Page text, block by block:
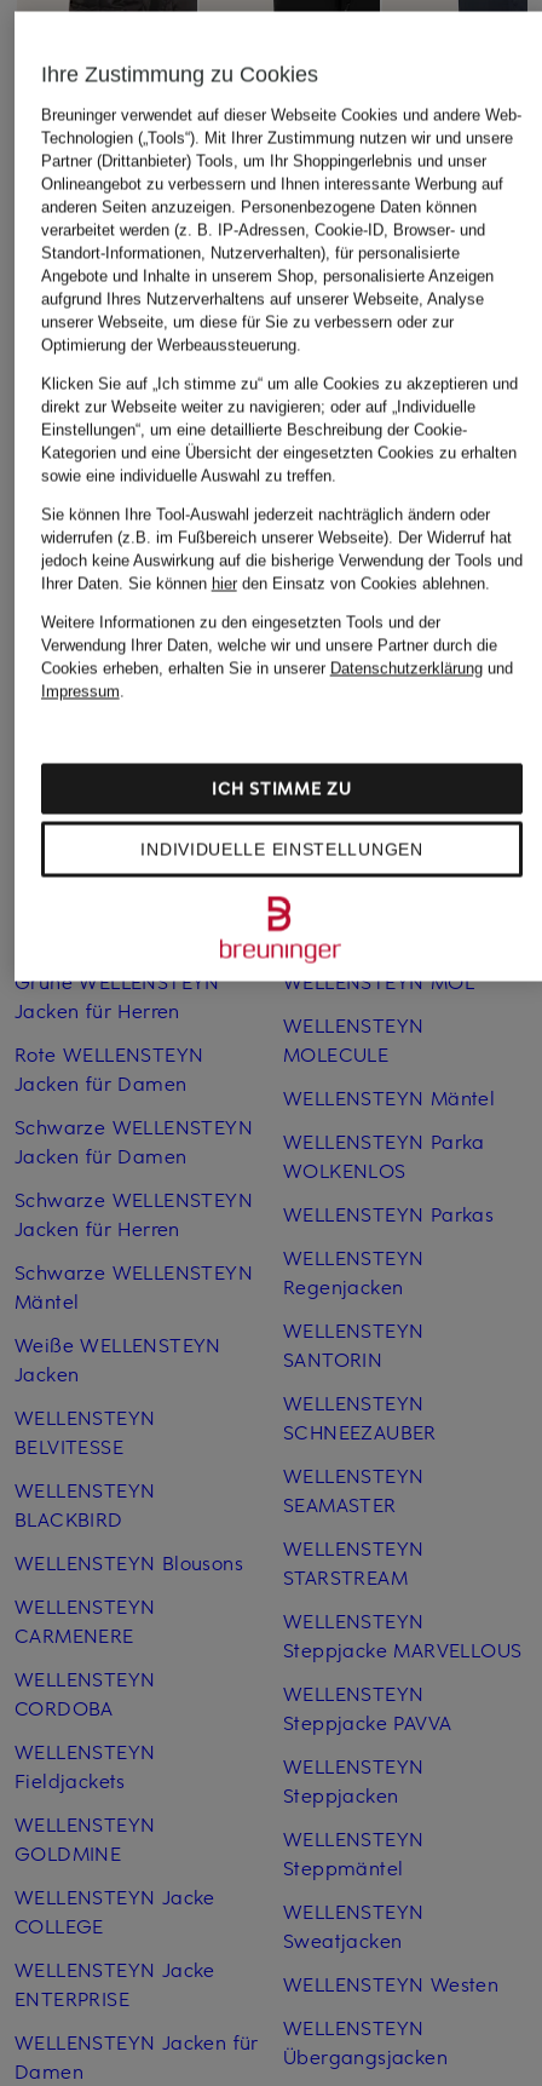
+Aktionsrabatt
STROKESMAN'S
Steppjacke mit
DUPONT™
SORONA®-Isolierung
83,99 €
Bestpreis:67,19 €
Ursprünglich:199,99 €
+Aktionsrabatt
KRAKATAU
Parka DSUP
229,99 €
Bestpreis:195,49 €
Ursprünglich:389,99 €
+Aktionsrabatt
Marc O'Polo
Parka
149,99 €
Bestpreis:127,49 €
Ursprünglich:
Weitere Kategorien
Blaue WELLENSTEYN
Jacken für Herren
Grüne WELLENSTEYN
Jacken für Herren
Rote WELLENSTEYN
Jacken für Damen
Schwarze WELLENSTEYN
Jacken für Damen
Schwarze WELLENSTEYN
Jacken für Herren
Schwarze WELLENSTEYN
Mäntel
Weiße WELLENSTEYN
Jacken
WELLENSTEYN
BELVITESSE
WELLENSTEYN
BLACKBIRD
WELLENSTEYN Blousons
WELLENSTEYN
CARMENERE
WELLENSTEYN
CORDOBA
WELLENSTEYN
Fieldjackets
WELLENSTEYN
GOLDMINE
WELLENSTEYN Jacke
COLLEGE
WELLENSTEYN Jacke
ENTERPRISE
WELLENSTEYN Jacken für
Damen
WELLENSTEYN Jacken für
Herren im Sale
Kinder
WELLENSTEYN Jacken
SALE
WELLENSTEYN MOL
WELLENSTEYN
MOLECULE
WELLENSTEYN Mäntel
WELLENSTEYN Parka
WOLKENLOS
WELLENSTEYN Parkas
WELLENSTEYN
Regenjacken
WELLENSTEYN
SANTORIN
WELLENSTEYN
SCHNEEZAUBER
WELLENSTEYN
SEAMASTER
WELLENSTEYN
STARSTREAM
WELLENSTEYN
Steppjacke MARVELLOUS
WELLENSTEYN
Steppjacke PAVVA
WELLENSTEYN
Steppjacken
WELLENSTEYN
Steppmäntel
WELLENSTEYN
Sweatjacken
WELLENSTEYN Westen
WELLENSTEYN
Übergangsjacken
Ihre Zustimmung zu Cookies
Breuninger verwendet auf dieser Webseite Cookies und andere Web-
Technologien („Tools“). Mit Ihrer Zustimmung nutzen wir und unsere
Partner (Drittanbieter) Tools, um Ihr Shoppingerlebnis und unser
Onlineangebot zu verbessern und Ihnen interessante Werbung auf
anderen Seiten anzuzeigen. Personenbezogene Daten können
verarbeitet werden (z. B. IP-Adressen, Cookie-ID, Browser- und
Standort-Informationen, Nutzerverhalten), für personalisierte
Angebote und Inhalte in unserem Shop, personalisierte Anzeigen
aufgrund Ihres Nutzerverhaltens auf unserer Webseite, Analyse
unserer Webseite, um diese für Sie zu verbessern oder zur
Optimierung der Werbeaussteuerung.
Klicken Sie auf „Ich stimme zu“ um alle Cookies zu akzeptieren und
direkt zur Webseite weiter zu navigieren; oder auf „Individuelle
Einstellungen“, um eine detaillierte Beschreibung der Cookie-
Kategorien und eine Übersicht der eingesetzten Cookies zu erhalten
sowie eine individuelle Auswahl zu treffen.
Sie können Ihre Tool-Auswahl jederzeit nachträglich ändern oder
widerrufen (z.B. im Fußbereich unserer Webseite). Der Widerruf hat
jedoch keine Auswirkung auf die bisherige Verwendung der Tools und
Ihrer Daten. Sie können hierden Einsatz von Cookies ablehnen.
Weitere Informationen zu den eingesetzten Tools und der
Verwendung Ihrer Daten, welche wir und unsere Partner durch die
Cookies erheben, erhalten Sie in unserer Datenschutzerklärungund
Impressum.
INDIVIDUELLE EINSTELLUNGEN
ICH STIMME ZU